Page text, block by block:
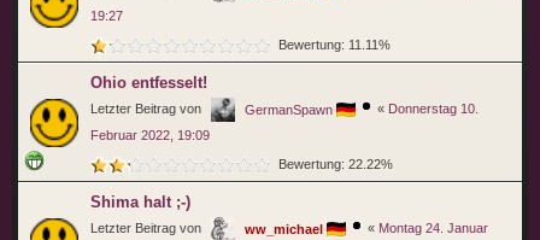
19:27
Bewertung: 11.11%
Ohio entfesselt!
Letzter Beitrag von GermanSpawn « Donnerstag 10.
Februar 2022, 19:09
Bewertung: 22.22%
Shima halt ;-)
Letzter Beitrag von ww_michael « Montag 24. Januar